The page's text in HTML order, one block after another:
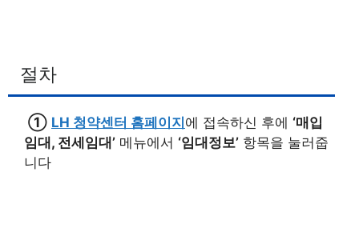
절차
① LH 청약센터 홈페이지 에 접속하신 후에 ‘매입
임대, 전세임대’ 메뉴에서 ‘임대정보’ 항목을 눌러줍
니다